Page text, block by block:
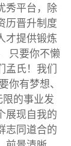
秀平台，除
历晋升制度
才提供锻炼
只要你不懒
氏！我们
你有梦想、
限的事业发
展现自我的
志同道合的